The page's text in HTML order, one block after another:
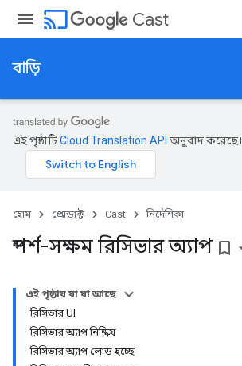
cast Cast
বাড়ি
এই পৃষ্ঠাটিCloud Translation API অনুবাদ করেছে।
হোম প্রোডাক্ট Cast নির্দেশিকা
স্পর্শ-সক্ষম রিসিভার অ্যাপ bookmark_border
এই পৃষ্ঠায় যা যা আছে
রিসিভার UI
রিসিভার অ্যাপ নিষ্ক্রিয়
রিসিভার অ্যাপ লোড হচ্ছে